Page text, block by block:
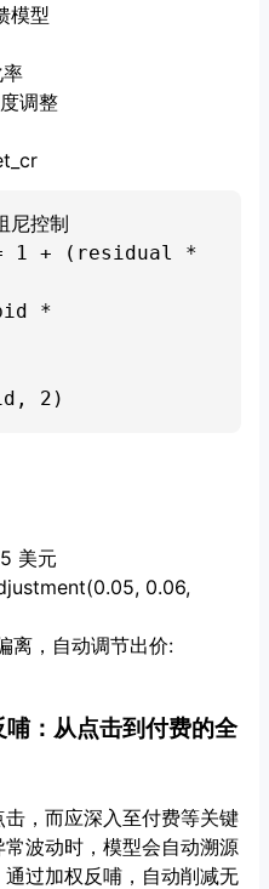
模型
调整
尼控制
1 + (residual *
*
美元
0.06,
离，自动调节出价:
：从点击到付费的全
，而应深入至付费等关键
波动时，模型会自动溯源
过加权反哺，自动削减无